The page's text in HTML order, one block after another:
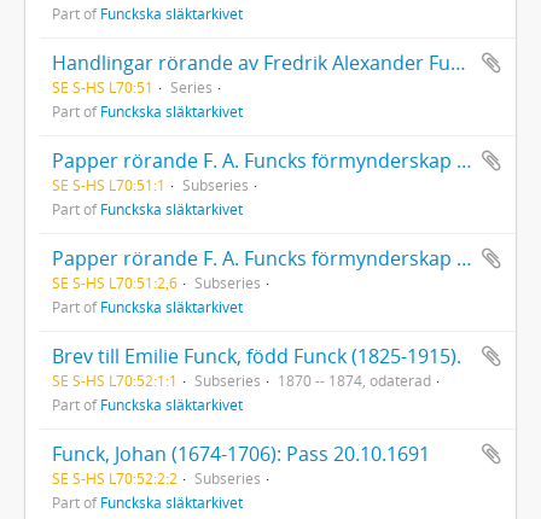
Part ofFunckska släktarkivet
Handlingar rörande av Fredrik Alexander Funck omhänderhavda förmyndarskap: Svante Banér, Caroline Funck, Gustaf Otto Funck, August, Wilhelm och Emilie Thollander, Ella Nejdel, Hedda Gustafva von Yhlen
SE S-HS L70:51
Series
Part ofFunckska släktarkivet
Papper rörande F. A. Funcks förmynderskap för Svante Banér
SE S-HS L70:51:1
Subseries
Part ofFunckska släktarkivet
Papper rörande F. A. Funcks förmynderskap för August Thollander (1841-1930)
SE S-HS L70:51:2,6
Subseries
Part ofFunckska släktarkivet
Brev till Emilie Funck, född Funck (1825-1915).
SE S-HS L70:52:1:1 Subseries
1870 -- 1874, odaterad
Part ofFunckska släktarkivet
Funck, Johan (1674-1706): Pass 20.10.1691
SE S-HS L70:52:2:2
Subseries
Part ofFunckska släktarkivet